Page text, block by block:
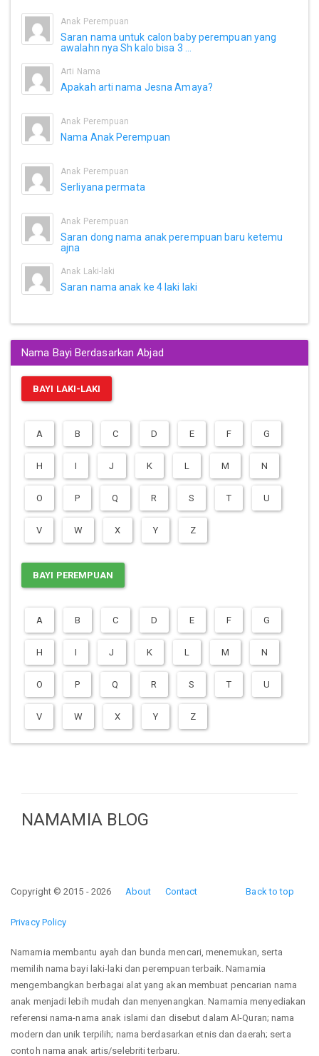
Anak Perempuan
Saran nama untuk calon baby perempuan yang
awalahn nya Sh kalo bisa 3 ...
Arti Nama
Apakah arti nama Jesna Amaya?
Anak Perempuan
Nama Anak Perempuan
Anak Perempuan
Serliyana permata
Anak Perempuan
Saran dong nama anak perempuan baru ketemu
ajna
Anak Laki-laki
Saran nama anak ke 4 laki laki
Nama Bayi Berdasarkan Abjad
BAYI LAKI-LAKI
A B C D E F G
H I J K L M N
O P Q R S T U
V W X Y Z
BAYI PEREMPUAN
A B C D E F G
H I J K L M N
O P Q R S T U
V W X Y Z
NAMAMIA BLOG
Back to top
Copyright © 2015 - 2026 About Contact
Privacy Policy
Namamia membantu ayah dan bunda mencari, menemukan, serta
memilih nama bayi laki-laki dan perempuan terbaik. Namamia
mengembangkan berbagai alat yang akan membuat pencarian nama
anak menjadi lebih mudah dan menyenangkan. Namamia menyediakan
referensi nama-nama anak islami dan disebut dalam Al-Quran; nama
modern dan unik terpilih; nama berdasarkan etnis dan daerah; serta
contoh nama anak artis/selebriti terbaru.